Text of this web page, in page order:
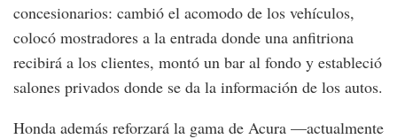
concesionarios: cambió el acomodo de los vehículos,
colocó mostradores a la entrada donde una anfitriona
recibirá a los clientes, montó un bar al fondo y estableció
salones privados donde se da la información de los autos.
Honda además reforzará la gama de Acura —actualmente